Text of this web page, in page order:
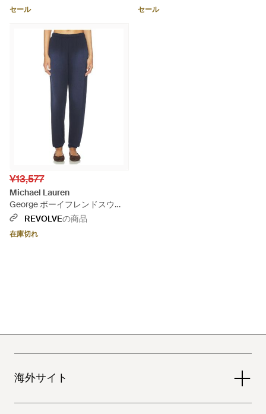
セール セール
¥13,577
Michael Lauren
George ボーイフレンドスウェ
ットパンツ - ブルー
REVOLVEの商品
在庫切れ
海外サイト